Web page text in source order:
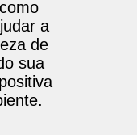
a
de
sua